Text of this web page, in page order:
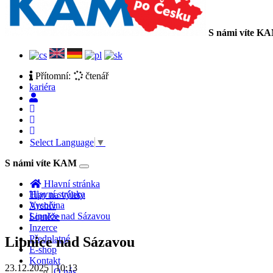
S námi víte
Přítomní:
čtenář
kariéra
Select Language ▼
S námi víte KAM
Toggle
navigation
Hlavní stránka
Tipy na výlety
Archiv
Soutěže
Inzerce
Předplatné
E-shop
Kontakt
Hlavní stránka
Vysočina
Lipnice nad Sázavou
Lipnice nad Sázavou
23.12.2025 | 10:13